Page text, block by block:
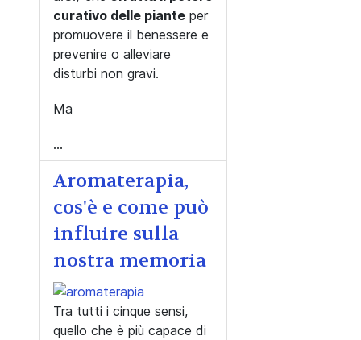
curativo delle piante per
promuovere il benessere e
prevenire o alleviare
disturbi non gravi.
Ma
...
Aromaterapia,
cos'è e come può
influire sulla
nostra memoria
Tra tutti i cinque sensi,
quello che è più capace di